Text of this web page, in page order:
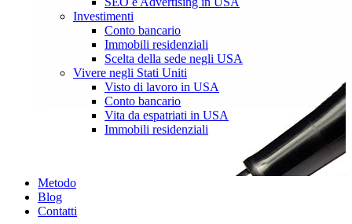
Investimenti
Conto bancario
Immobili residenziali
Scelta della sede negli USA
Vivere negli Stati Uniti
Visto di lavoro in USA
Conto bancario
Vita da espatriati in USA
Immobili residenziali
Metodo
Blog
Contatti